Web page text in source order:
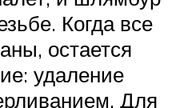
Когда все
остается
удаление
Для